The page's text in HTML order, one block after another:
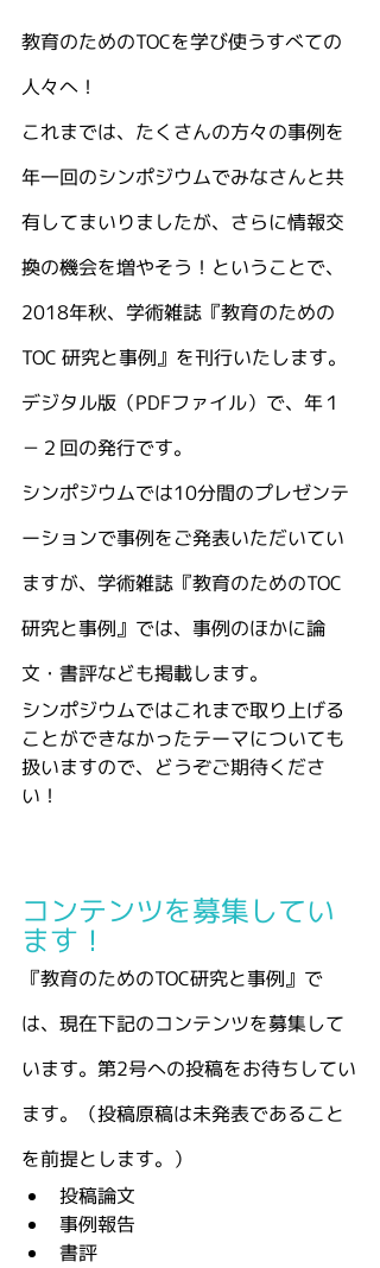
教育のためのTOCを学び使うすべての
人々へ！
これまでは、たくさんの方々の事例を
年一回のシンポジウムでみなさんと共
有してまいりましたが、さらに情報交
換の機会を増やそう！ということで、
2018年秋、学術雑誌『教育のための
TOC 研究と事例』を刊行いたします。
デジタル版（PDFファイル）で、年１
－２回の発行です。
シンポジウムでは10分間のプレゼンテ
ーションで事例をご発表いただいてい
ますが、学術雑誌『教育のためのTOC
研究と事例』では、事例のほかに論
文・書評なども掲載します。
シンポジウムではこれまで取り上げる
ことができなかったテーマについても
扱いますので、どうぞご期待くださ
い！
コンテンツを募集してい
ます！
『教育のためのTOC研究と事例』で
は、現在下記のコンテンツを募集して
います。第2号への投稿をお待ちしてい
ます。（投稿原稿は未発表であること
を前提とします。）
投稿論文
事例報告
書評